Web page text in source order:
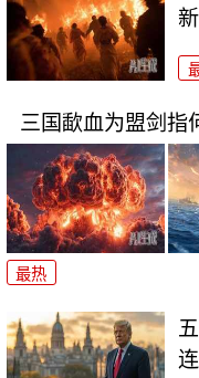
三国歃血为盟剑指
最热